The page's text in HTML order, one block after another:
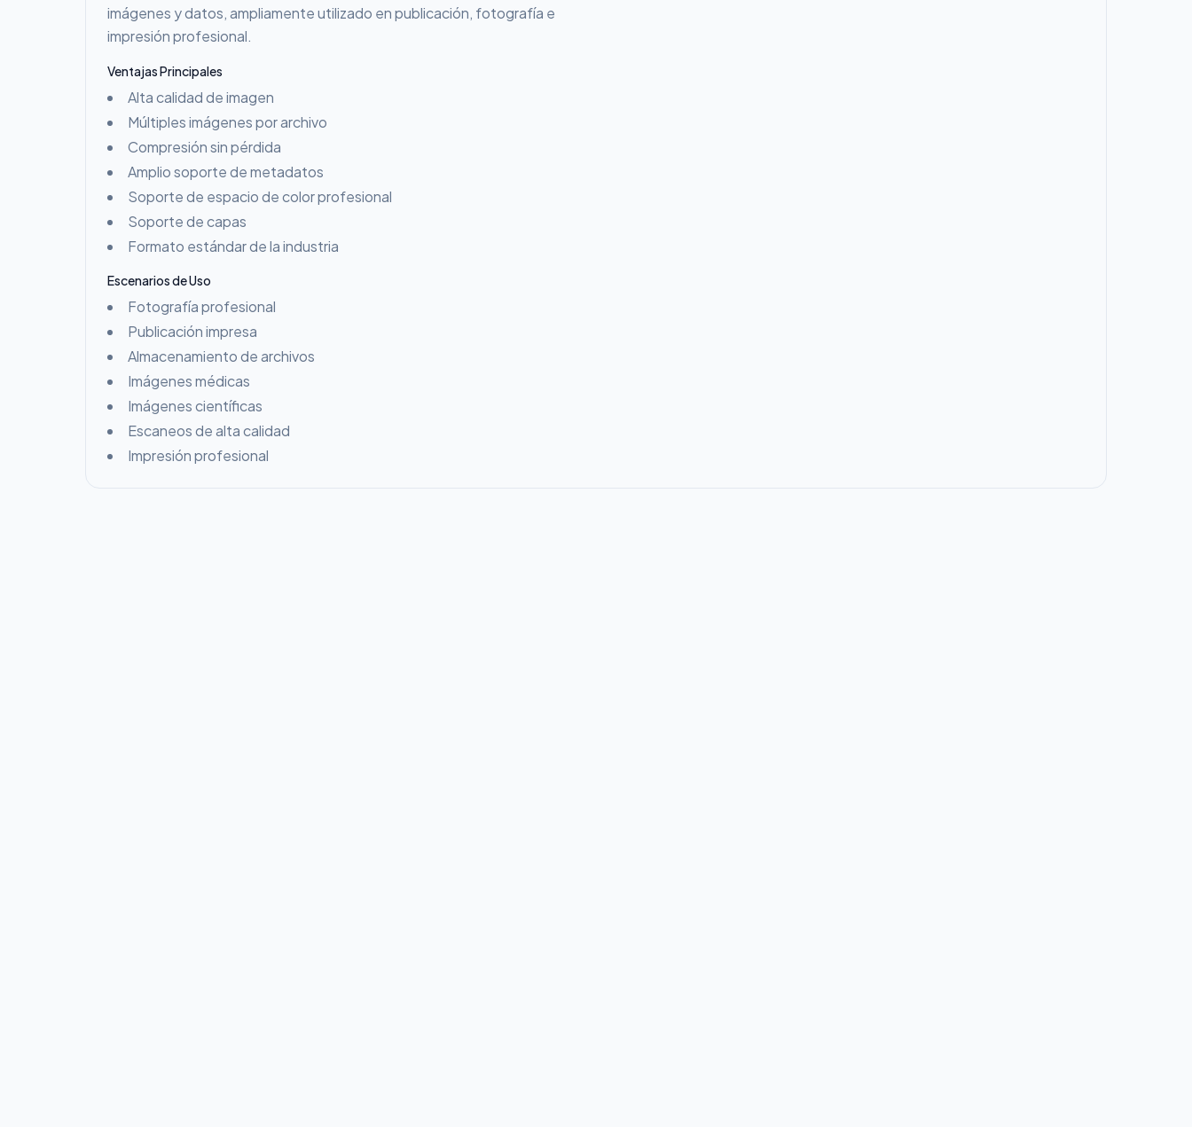
imágenes y datos, ampliamente utilizado en publicación, fotografía e
impresión profesional.
Ventajas Principales
Alta calidad de imagen
Múltiples imágenes por archivo
Compresión sin pérdida
Amplio soporte de metadatos
Soporte de espacio de color profesional
Soporte de capas
Formato estándar de la industria
Escenarios de Uso
Fotografía profesional
Publicación impresa
Almacenamiento de archivos
Imágenes médicas
Imágenes científicas
Escaneos de alta calidad
Impresión profesional